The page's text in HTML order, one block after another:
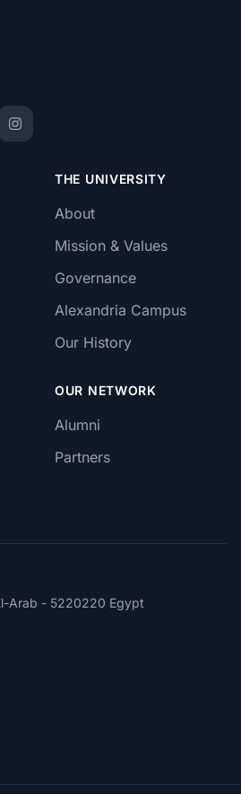
THE UNIVERSITY
About
Mission & Values
Governance
Alexandria Campus
Our History
OUR NETWORK
Alumni
Partners
Arab - 5220220 Egypt